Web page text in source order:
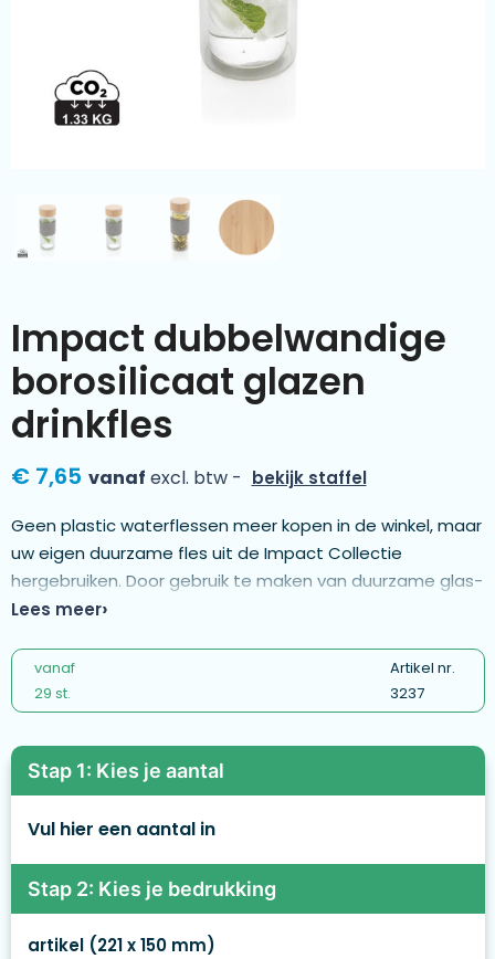
Duurzamere geschenken
Meer categorieën
Sinterklaas
Wijn
Impact dubbelwandige
borosilicaat glazen
drinkfles
€ 7,65 vanaf excl. btw - bekijk staffel
Geen plastic waterflessen meer kopen in de winkel, maar
uw eigen duurzame fles uit de Impact Collectie
hergebruiken. Door gebruik te maken van duurzame glas-
en roestvrijstalen materialen verbetert u de
producten voor eenmalig gebruik. Met de focus op water
wordt 2% van de opbrengst van elk verkocht Impact
product gedoneerd aan Water.org.Deze dubbelwandige
glazen fles met bamboe deksel ondersteunt uw
duurzame levensstijl, vermindert uw plastic afval en
verbetert uw hydratatiegewoonten. Gemaakt van
hoogwaardig borosilicaatglas, is deze dubbelwandige
veranderingen, dus het is ook veilig om uw hete thee te
dragen. Een prachtige sleeve maakt de look af.
Capaciteit 360 ml. BPA-vrij.
Lees meer
vanaf
29 st.
Artikel nr.
3237
Stap 1: Kies je aantal
Vul hier een aantal in
Stap 2: Kies je bedrukking
artikel (221 x 150 mm)